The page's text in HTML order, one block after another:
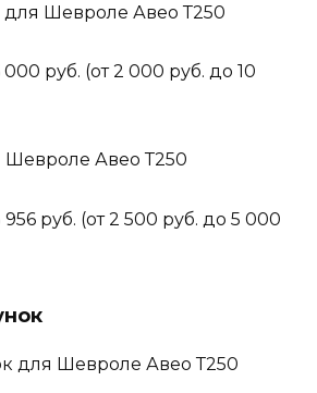
Шевроле Авео Т250
руб. (от 2 000 руб. до 10
Авео Т250
руб. (от 2 500 руб. до 5 000
для Шевроле Авео Т250